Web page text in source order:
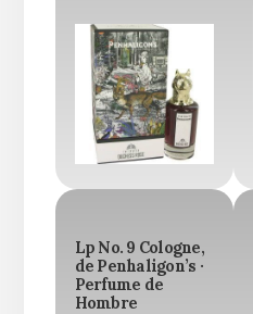
Lp No. 9 Cologne,
de Penhaligon’s ·
Perfume de
Hombre